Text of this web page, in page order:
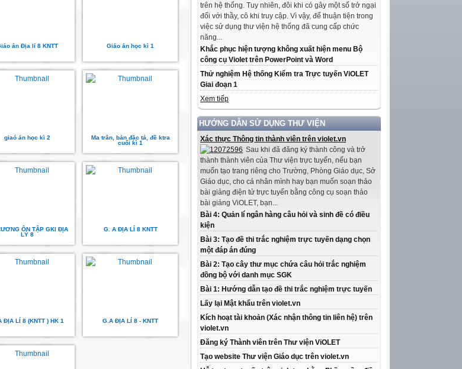
trên hệ thống. Tuy nhiên, đôi khi có gây một số trở ngại
đối với thầy, cô khi truy cập. Vì vậy, để thuận tiện trong
việc sử dụng thư viện hệ thống đã cung cấp chức
năng...
Khắc phục hiện tượng không xuất hiện menu Bộ
công cụ Violet trên PowerPoint và Word
Thử nghiệm Hệ thống Kiểm tra Trực tuyến ViOLET
Giai đoạn 1
Xem tiếp
HƯỚNG DẪN SỬ DỤNG THƯ VIỆN
Xác thực Thông tin thành viên trên violet.vn
Sau khi đã đăng ký thành công và trở
thành thành viên của Thư viện trực tuyến, nếu bạn
muốn tạo trang riêng cho Trường, Phòng Giáo dục, Sở
Giáo dục, cho cá nhân mình hay bạn muốn soạn thảo
bài giảng điện tử trực tuyến bằng công cụ soạn thảo
bài giảng ViOLET, bạn...
Bài 4: Quản lí ngân hàng câu hỏi và sinh đề có điều
kiện
Bài 3: Tạo đề thi trắc nghiệm trực tuyến dạng chọn
một đáp án đúng
Bài 2: Tạo cây thư mục chứa câu hỏi trắc nghiệm
đồng bộ với danh mục SGK
Bài 1: Hướng dẫn tạo đề thi trắc nghiệm trực tuyến
Lấy lại Mật khẩu trên violet.vn
Kích hoạt tài khoản (Xác nhận thông tin liên hệ) trên
violet.vn
Đăng ký Thành viên trên Thư viện ViOLET
Tạo website Thư viện Giáo dục trên violet.vn
án Địa lí 8 KNTT Giáo án học kì 1
giaó án học kì 2
Ma trân, bản đặc tả, đề ktra
cuối kì 1
ÔN TẬP GKI ĐỊA
LÝ 8
G. A ĐỊA LÍ 8 KNTT
ĐỊA LÍ 8 (KNTT ) HK 1 G.A ĐỊA LÍ 8 - KNTT